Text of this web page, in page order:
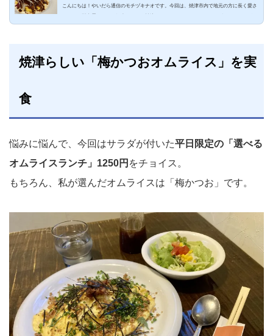
こんにちは！やいだら通信のモチヅキナオです。今回は、焼津市内で地元の方に長く愛さ
チ・ディナーの参考にしてください♪ミッキー亭引用：ミッキー亭 - 西焼津/洋食 | 食べロ
グまず最初にご紹介...
焼津らしい「梅かつおオムライス」を実
食
悩みに悩んで、今回はサラダが付いた平日限定の「選べる
オムライスランチ」1250円 をチョイス。
もちろん、私が選んだオムライスは「梅かつお」です。